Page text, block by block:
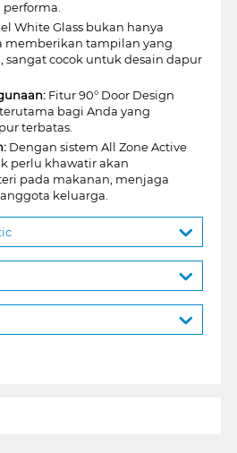
White Glass bukan hanya
memberikan tampilan yang
sangat cocok untuk desain dapur
Fitur 90° Door Design
bagi Anda yang
terbatas.
Dengan sistem All Zone Active
perlu khawatir akan
pada makanan, menjaga
keluarga.